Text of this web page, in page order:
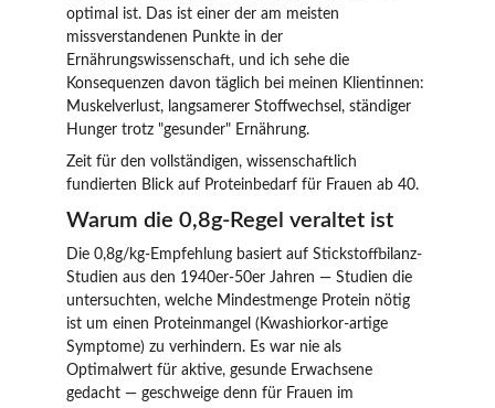
optimal ist. Das ist einer der am meisten
missverstandenen Punkte in der
Ernährungswissenschaft, und ich sehe die
Konsequenzen davon täglich bei meinen Klientinnen:
Muskelverlust, langsamerer Stoffwechsel, ständiger
Hunger trotz "gesunder" Ernährung.
Zeit für den vollständigen, wissenschaftlich
fundierten Blick auf Proteinbedarf für Frauen ab 40.
Warum die 0,8g-Regel veraltet ist
Die 0,8g/kg-Empfehlung basiert auf Stickstoffbilanz-
Studien aus den 1940er-50er Jahren — Studien die
untersuchten, welche Mindestmenge Protein nötig
ist um einen Proteinmangel (Kwashiorkor-artige
Symptome) zu verhindern. Es war nie als
Optimalwert für aktive, gesunde Erwachsene
gedacht — geschweige denn für Frauen im